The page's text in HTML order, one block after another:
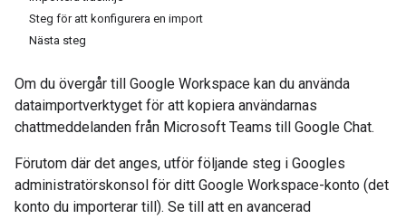
Steg för att konfigurera en import
Nästa steg
Om du övergår till Google Workspace kan du använda
dataimportverktyget för att kopiera användarnas
chattmeddelanden från Microsoft Teams till Google Chat.
Förutom där det anges, utför följande steg i Googles
administratörskonsol för ditt Google Workspace-konto (det
konto du importerar till). Se till att en avancerad